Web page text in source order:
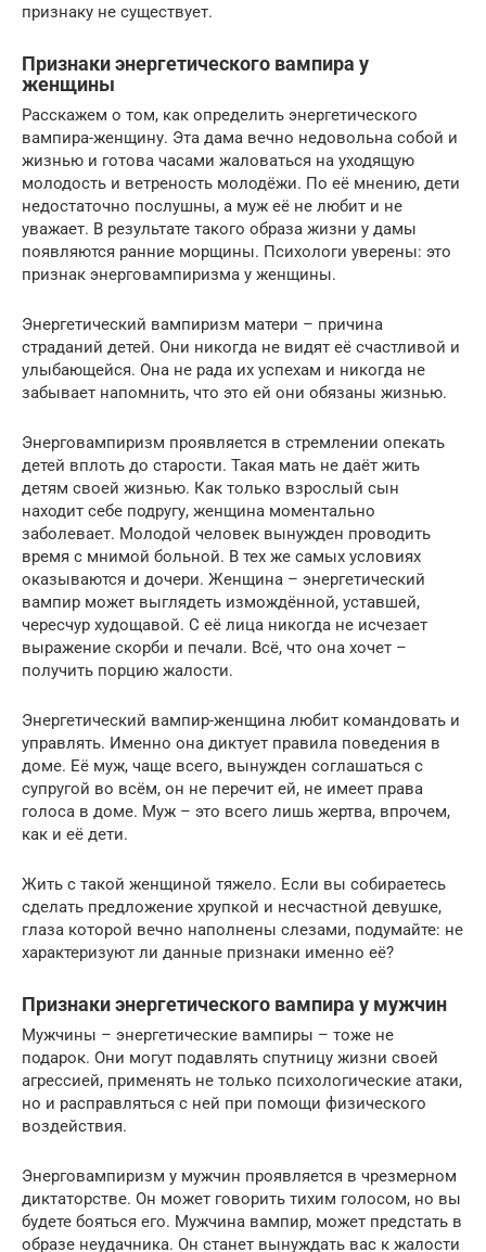
признаку не существует.
Признаки энергетического вампира у
женщины
Расскажем о том, как определить энергетического
вампира-женщину. Эта дама вечно недовольна собой и
жизнью и готова часами жаловаться на уходящую
молодость и ветреность молодёжи. По её мнению, дети
недостаточно послушны, а муж её не любит и не
уважает. В результате такого образа жизни у дамы
появляются ранние морщины. Психологи уверены: это
признак энерговампиризма у женщины.
Энергетический вампиризм матери – причина
страданий детей. Они никогда не видят её счастливой и
улыбающейся. Она не рада их успехам и никогда не
забывает напомнить, что это ей они обязаны жизнью.
Энерговампиризм проявляется в стремлении опекать
детей вплоть до старости. Такая мать не даёт жить
детям своей жизнью. Как только взрослый сын
находит себе подругу, женщина моментально
заболевает. Молодой человек вынужден проводить
время с мнимой больной. В тех же самых условиях
оказываются и дочери. Женщина – энергетический
вампир может выглядеть измождённой, уставшей,
чересчур худощавой. С её лица никогда не исчезает
выражение скорби и печали. Всё, что она хочет –
получить порцию жалости.
Энергетический вампир-женщина любит командовать и
управлять. Именно она диктует правила поведения в
доме. Её муж, чаще всего, вынужден соглашаться с
супругой во всём, он не перечит ей, не имеет права
голоса в доме. Муж – это всего лишь жертва, впрочем,
как и её дети.
Жить с такой женщиной тяжело. Если вы собираетесь
сделать предложение хрупкой и несчастной девушке,
глаза которой вечно наполнены слезами, подумайте: не
характеризуют ли данные признаки именно её?
Признаки энергетического вампира у мужчин
Мужчины – энергетические вампиры – тоже не
подарок. Они могут подавлять спутницу жизни своей
агрессией, применять не только психологические атаки,
но и расправляться с ней при помощи физического
воздействия.
Энерговампиризм у мужчин проявляется в чрезмерном
диктаторстве. Он может говорить тихим голосом, но вы
будете бояться его. Мужчина вампир, может предстать в
образе неудачника. Он станет вынуждать вас к жалости